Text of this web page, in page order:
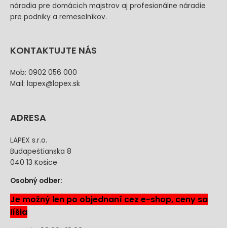
náradia pre domácich majstrov aj profesionálne náradie
pre podniky a remeselníkov.
KONTAKTUJTE NÁS
Mob: 0902 056 000
Mail: lapex@lapex.sk
ADRESA
LAPEX s.r.o.
Budapeštianska 8
040 13 Košice
Osobný odber:
Je možný len po objednaní cez e-shop, ceny sa
líšia